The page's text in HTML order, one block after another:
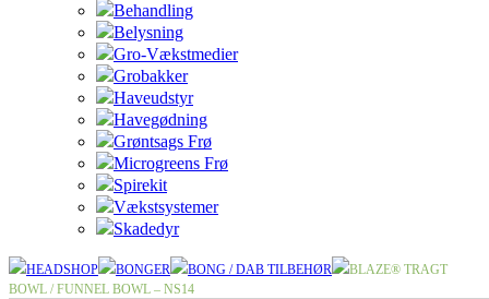
Behandling
Belysning
Gro-Vækstmedier
Grobakker
Haveudstyr
Havegødning
Grøntsags Frø
Microgreens Frø
Spirekit
Vækstsystemer
Skadedyr
HEADSHOP BONGER BONG / DAB TILBEHØR
BLAZE® TRAGT
BOWL / FUNNEL BOWL – NS14